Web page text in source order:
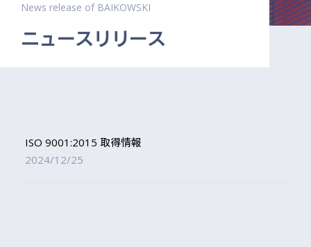
News release of BAIKOWSKI
ニュースリリース
ISO 9001:2015 取得情報
2024/12/25